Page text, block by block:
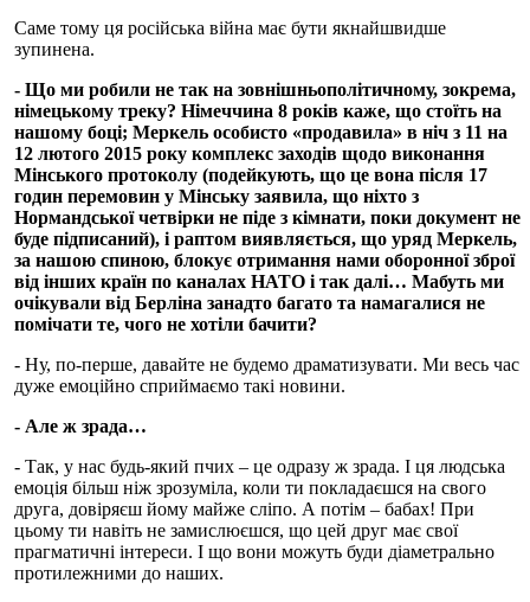
Саме тому ця російська війна має бути якнайшвидше
зупинена.
- Що ми робили не так на зовнішньополітичному, зокрема,
німецькому треку? Німеччина 8 років каже, що стоїть на
нашому боці; Меркель особисто «продавила» в ніч з 11 на
12 лютого 2015 року комплекс заходів щодо виконання
Мінського протоколу (подейкують, що це вона після 17
годин перемовин у Мінську заявила, що ніхто з
Нормандської четвірки не піде з кімнати, поки документ не
буде підписаний), і раптом виявляється, що уряд Меркель,
за нашою спиною, блокує отримання нами оборонної зброї
від інших країн по каналах НАТО і так далі… Мабуть ми
очікували від Берліна занадто багато та намагалися не
помічати те, чого не хотіли бачити?
- Ну, по-перше, давайте не будемо драматизувати. Ми весь час
дуже емоційно сприймаємо такі новини.
- Але ж зрада…
- Так, у нас будь-який пчих – це одразу ж зрада. І ця людська
емоція більш ніж зрозуміла, коли ти покладаєшся на свого
друга, довіряєш йому майже сліпо. А потім – бабах! При
цьому ти навіть не замислюєшся, що цей друг має свої
прагматичні інтереси. І що вони можуть буди діаметрально
протилежними до наших.